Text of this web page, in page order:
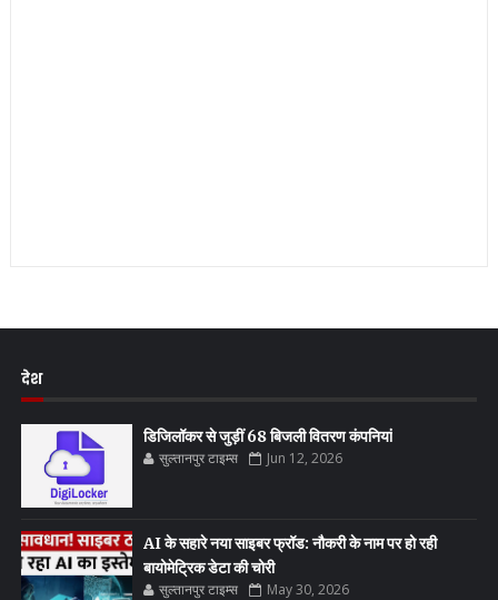
देश
डिजिलॉकर से जुड़ीं 68 बिजली वितरण कंपनियां
सुल्तानपुर टाइम्स Jun 12, 2026
AI के सहारे नया साइबर फ्रॉड: नौकरी के नाम पर हो रही
बायोमेट्रिक डेटा की चोरी
सुल्तानपुर टाइम्स May 30, 2026